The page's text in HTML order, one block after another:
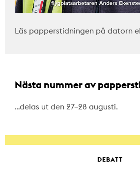
Läs papperstidningen på datorn
Nästa nummer av
…delas ut den 27–28 augusti.
DEBATT